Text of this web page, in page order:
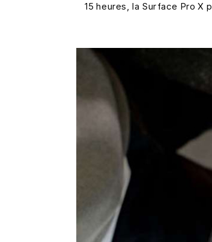
15 heures, la Surface Pro